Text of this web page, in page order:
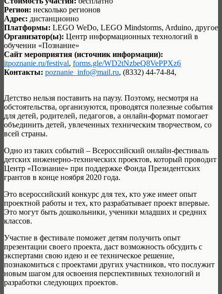
Регион: несколько регионов
Адрес: дистанционно
Платформы: LEGO WeDo, LEGO Mindstorms, Arduino, другое
Организатор(ы): Центр информационных технологий в
обучении «Познание»
Сайт мероприятия (источник информации):
itpoznanie.ru/festival, forms.gle/WD2tNzbeQ8VePPXz6
Контакты: poznanie_info@mail.ru, (8332) 44-74-84,
Детство нельзя поставить на паузу. Поэтому, несмотря на
обстоятельства, организуются, проводятся полезные события
для детей, родителей, педагогов, а онлайн-формат помогает
объединить детей, увлеченных техническим творчеством, со
всей страны.
Одно из таких событий – Всероссийский онлайн-фестиваль
детских инженерно-технических проектов, который проводит
Центр «Познание» при поддержке Фонда Президентских
грантов в конце ноября 2020 года.
Это всероссийский конкурс для тех, кто уже имеет опыт
проектной работы и тех, кто разрабатывает проект впервые.
Это могут быть дошкольники, ученики младших и средних
классов.
Участие в фестивале поможет детям получить опыт
презентации своего проекта, даст возможность обсудить с
экспертами свою идею и ее техническое решение,
познакомиться с проектами других участников, что послужит
новым шагом для освоения перспективных технологий и
разработки следующих проектов.